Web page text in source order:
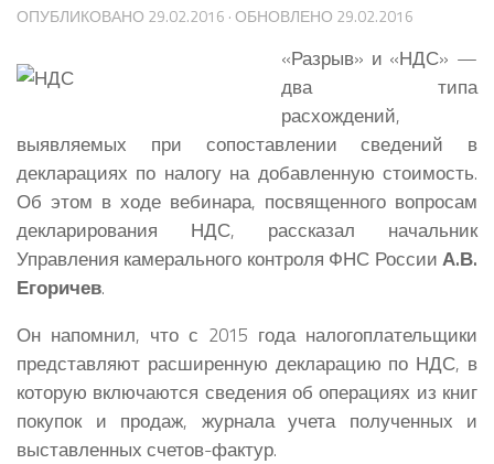
ОПУБЛИКОВАНО 29.02.2016 · ОБНОВЛЕНО 29.02.2016
«Разрыв» и «НДС» —
два типа
расхождений,
выявляемых при сопоставлении сведений в
декларациях по налогу на добавленную стоимость.
Об этом в ходе вебинара, посвященного вопросам
декларирования НДС, рассказал начальник
Управления камерального контроля ФНС России А.В.
Егоричев.
Он напомнил, что с 2015 года налогоплательщики
представляют расширенную декларацию по НДС, в
которую включаются сведения об операциях из книг
покупок и продаж, журнала учета полученных и
выставленных счетов-фактур.